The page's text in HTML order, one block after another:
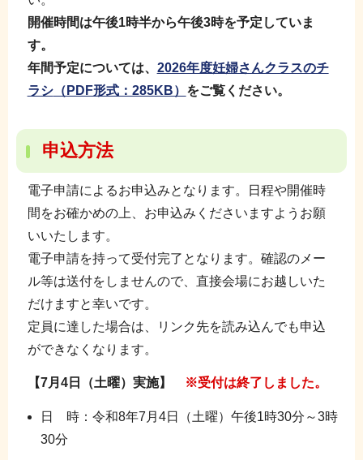
開催時間は午後1時半から午後3時を予定していま
す。
年間予定については、 2026年度妊婦さんクラスのチ
ラシ（PDF形式：285KB） をご覧ください。
申込方法
電子申請によるお申込みとなります。日程や開催時
間をお確かめの上、お申込みくださいますようお願
いいたします。
電子申請を持って受付完了となります。確認のメー
ル等は送付をしませんので、直接会場にお越しいた
だけますと幸いです。
定員に達した場合は、リンク先を読み込んでも申込
ができなくなります。
【7月4日（土曜）実施】 ※受付は終了しました。
日 時：令和8年7月4日（土曜）午後1時30分～3時
30分